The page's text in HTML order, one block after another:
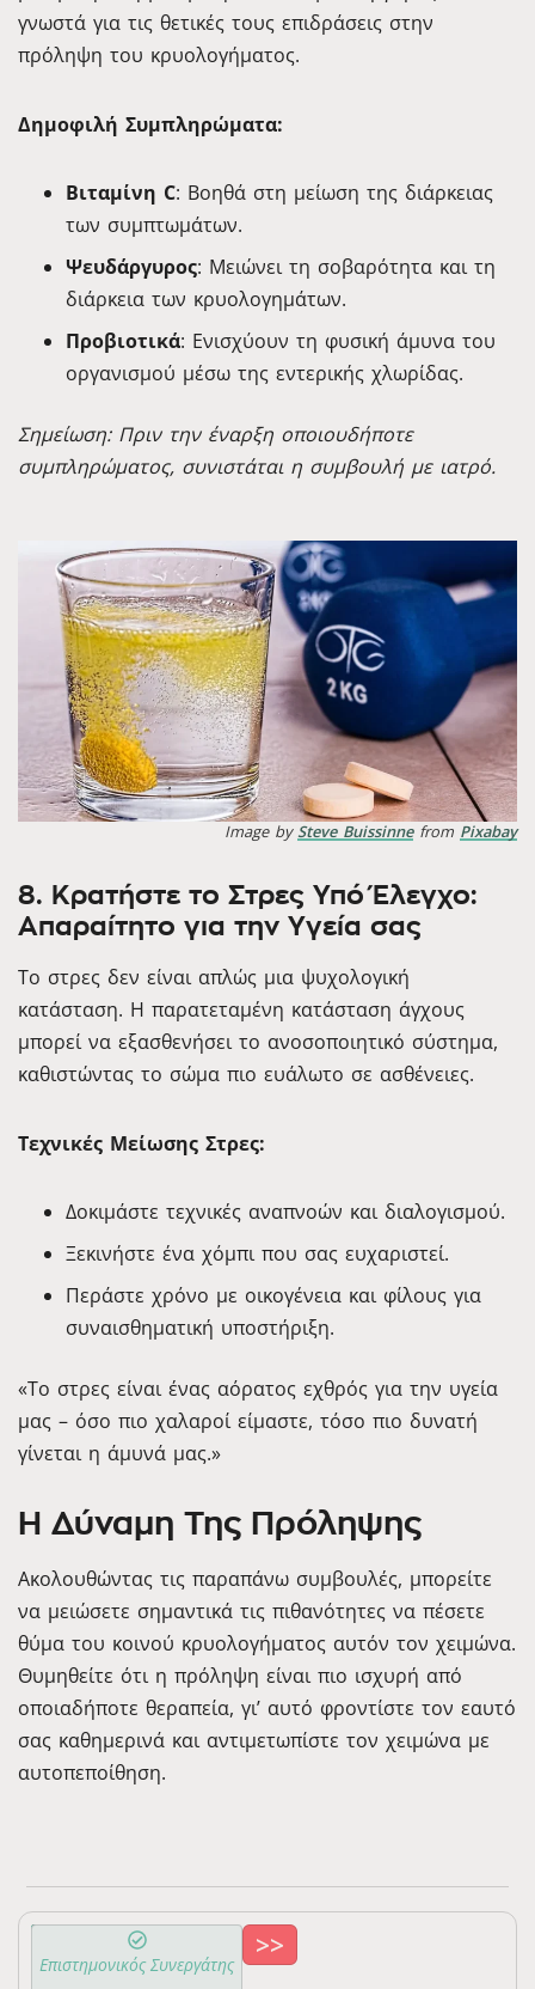
γνωστά για τις θετικές τους επιδράσεις στην
πρόληψη του κρυολογήματος.
Δημοφιλή Συμπληρώματα:
Βιταμίνη C: Βοηθά στη μείωση της διάρκειας
των συμπτωμάτων.
Ψευδάργυρος: Μειώνει τη σοβαρότητα και τη
διάρκεια των κρυολογημάτων.
Προβιοτικά: Ενισχύουν τη φυσική άμυνα του
οργανισμού μέσω της εντερικής χλωρίδας.
Σημείωση: Πριν την έναρξη οποιουδήποτε
συμπληρώματος, συνιστάται η συμβουλή με ιατρό.
Image bySteve Buissinnefrom Pixabay
8. Κρατήστε το Στρες Υπό Έλεγχο:
Απαραίτητο για την Υγεία σας
Το στρες δεν είναι απλώς μια ψυχολογική
κατάσταση. Η παρατεταμένη κατάσταση άγχους
μπορεί να εξασθενήσει το ανοσοποιητικό σύστημα,
καθιστώντας το σώμα πιο ευάλωτο σε ασθένειες.
Τεχνικές Μείωσης Στρες:
Δοκιμάστε τεχνικές αναπνοών και διαλογισμού.
Ξεκινήστε ένα χόμπι που σας ευχαριστεί.
Περάστε χρόνο με οικογένεια και φίλους για
συναισθηματική υποστήριξη.
«Το στρες είναι ένας αόρατος εχθρός για την υγεία
μας – όσο πιο χαλαροί είμαστε, τόσο πιο δυνατή
γίνεται η άμυνά μας.»
Η Δύναμη Της Πρόληψης
Ακολουθώντας τις παραπάνω συμβουλές, μπορείτε
να μειώσετε σημαντικά τις πιθανότητες να πέσετε
θύμα του κοινού κρυολογήματος αυτόν τον χειμώνα.
Θυμηθείτε ότι η πρόληψη είναι πιο ισχυρή από
οποιαδήποτε θεραπεία, γι’ αυτό φροντίστε τον εαυτό
σας καθημερινά και αντιμετωπίστε τον χειμώνα με
αυτοπεποίθηση.
Τζαβέλας
Μάριος
2313-
Επιστημονικός Συνεργάτης
>>